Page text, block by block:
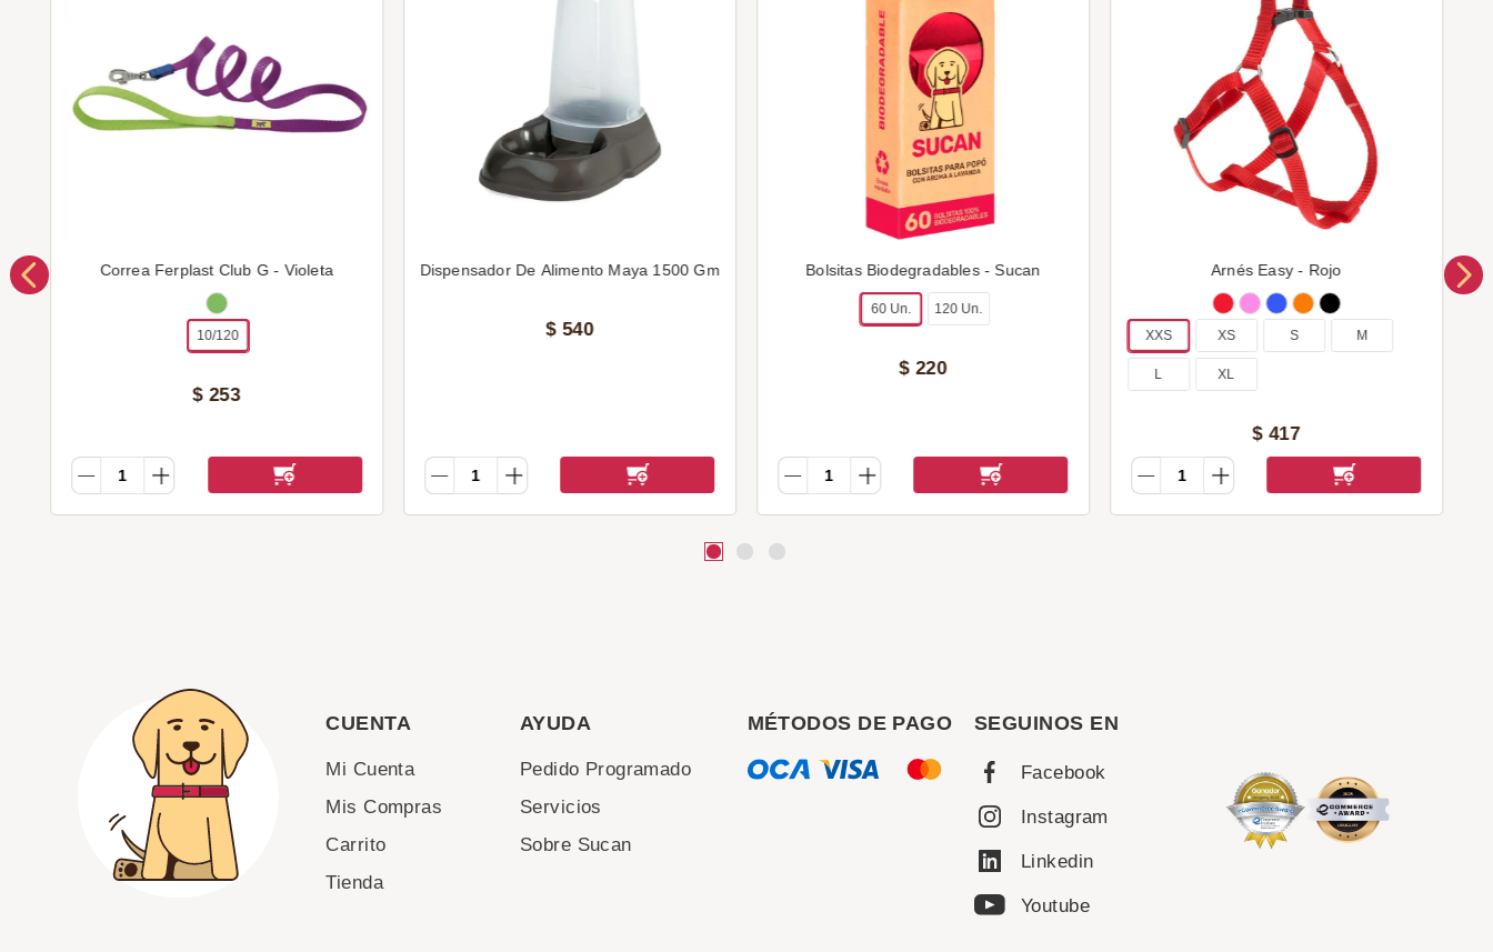
Correa Ferplast Club G - Violeta
10/120
$ 253
Dispensador De Alimento Maya 1500 Gm
$ 540
Bolsitas Biodegradables - Sucan
60 Un. 120 Un.
$ 220
Arnés Easy - Rojo
XXS XS S M
L XL
$ 417
CUENTA
Mi Cuenta
Mis Compras
Carrito
Tienda
AYUDA
Pedido Programado
Servicios
Sobre Sucan
MÉTODOS DE PAGO SEGUINOS EN
Facebook
Instagram
Linkedin
Youtube